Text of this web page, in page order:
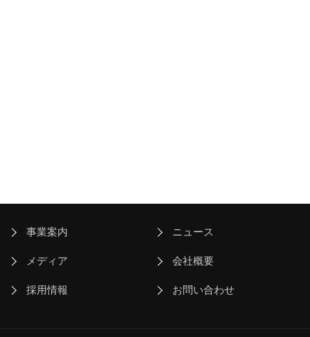
事業案内 ニュース
メディア 会社概要
採用情報 お問い合わせ